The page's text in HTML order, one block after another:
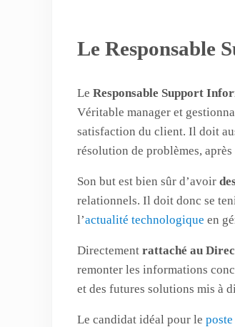
Le Responsable
Le Responsable Support
Véritable manager et
satisfaction du client. Il doit
résolution de problèmes,
Son but est bien sûr d’avoir
relationnels. Il doit donc se
l’actualité technologique en
Directement rattaché au
remonter les informations
et des futures solutions mis à
Le candidat idéal pour le